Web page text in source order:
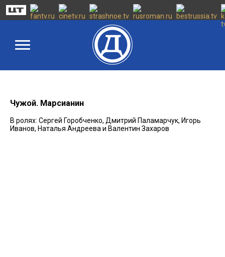
Чужой. Марсианин
В ролях: Сергей Горобченко, Дмитрий Паламарчук, Игорь
Иванов, Наталья Андреева и Валентин Захаров